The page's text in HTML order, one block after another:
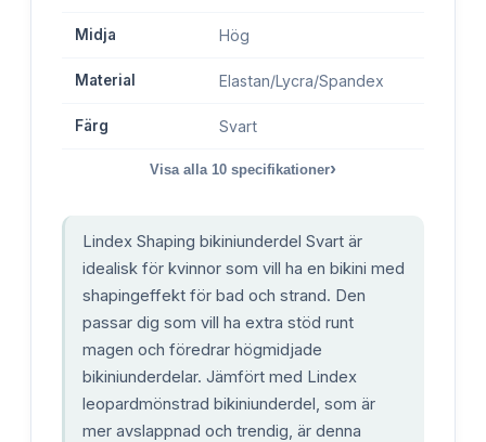
Midja Hög
Material Elastan/Lycra/Spandex
Färg Svart
Visa alla 10 specifikationer›
Lindex Shaping bikiniunderdel Svart är
idealisk för kvinnor som vill ha en bikini med
shapingeffekt för bad och strand. Den
passar dig som vill ha extra stöd runt
magen och föredrar högmidjade
bikiniunderdelar. Jämfört med Lindex
leopardmönstrad bikiniunderdel, som är
mer avslappnad och trendig, är denna